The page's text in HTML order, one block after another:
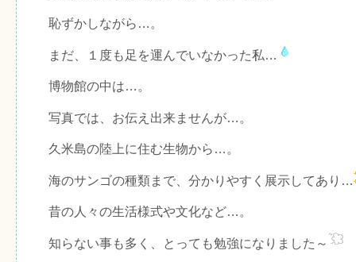
恥ずかしながら…。
まだ、１度も足を運んでいなかった私…
博物館の中は…。
写真では、お伝え出来ませんが…。
久米島の陸上に住む生物から…。
海のサンゴの種類まで、分かりやすく展示してあり…
昔の人々の生活様式や文化など…。
知らない事も多く、とっても勉強になりました～